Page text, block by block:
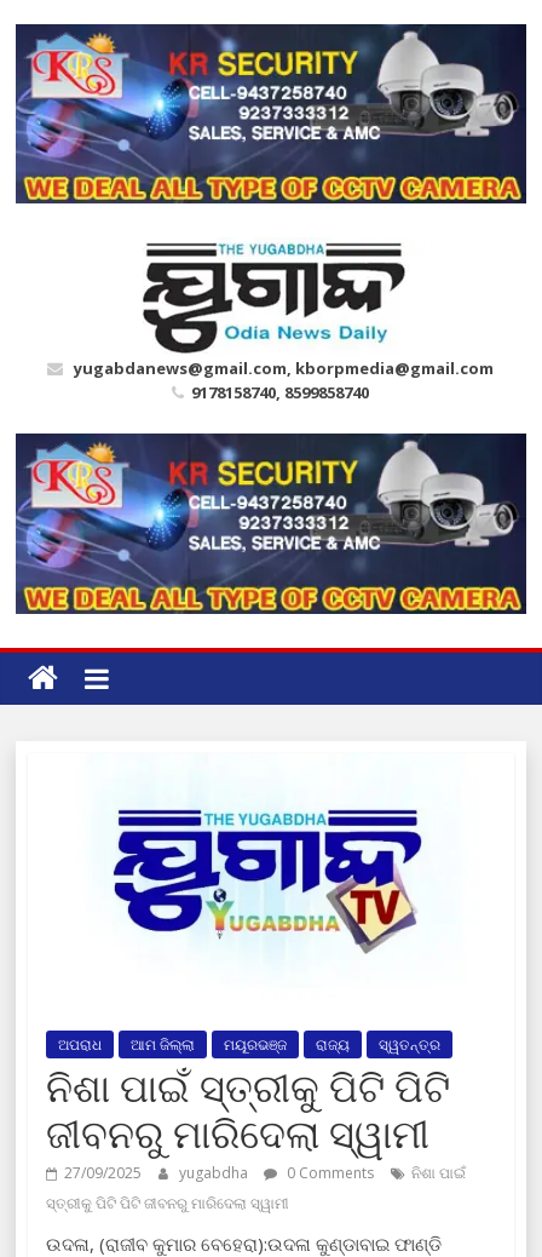
content
yugabdanews@gmail.com, kborpmedia@gmail.com
9178158740, 8599858740
ଅପରାଧ ଆମ ଜିଲ୍ଲା ମୟୂରଭଞ୍ଜ ରାଜ୍ୟ ସ୍ୱତନ୍ତ୍ର
ନିଶା ପାଇଁ ସ୍ତ୍ରୀକୁ ପିଟି ପିଟି
ଜୀବନରୁ ମାରିଦେଲା ସ୍ୱାମୀ
27/09/2025 yugabdha 0 Comments
ନିଶା ପାଇଁ
ସ୍ତ୍ରୀକୁ ପିଟି ପିଟି ଜୀବନରୁ ମାରିଦେଲା ସ୍ୱାମୀ
ଉଦଳା, (ରାଜୀବ କୁମାର ବେହେରା):ଉଦଳା କୁଣ୍ଡାବାଇ ଫାଣ୍ଡି